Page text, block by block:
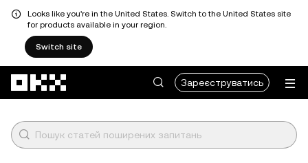
Looks like you're in the United States. Switch to the United States site
for products available in your region.
Switch site
Зареєструватись